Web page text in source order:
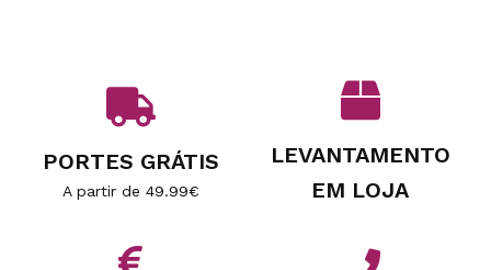
PORTES GRÁTIS
A partir de 49.99€
LEVANTAMENTO
EM LOJA